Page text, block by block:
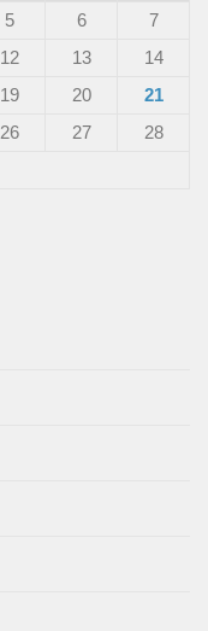
5 6
7
12 13
14
19 20
21
26 27
28